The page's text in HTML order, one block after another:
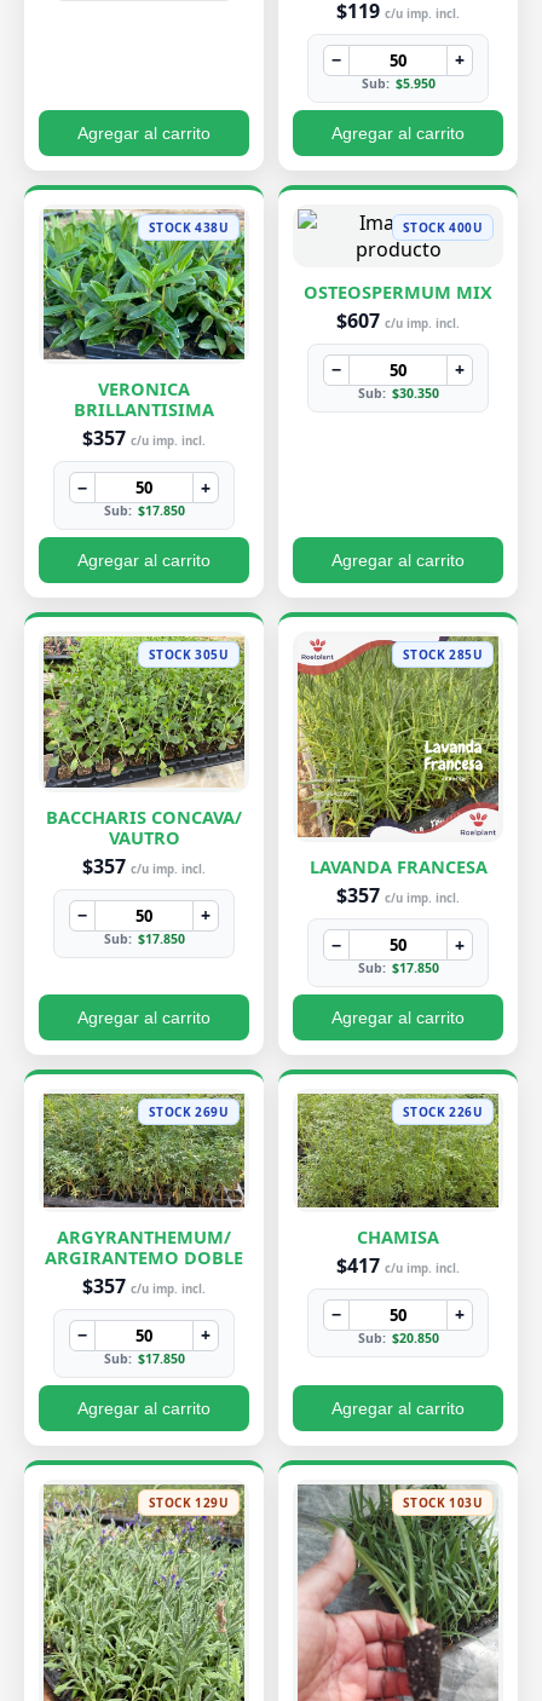
Agregar al carrito
$119 c/u imp. incl.
− +
Sub: $5.950
Agregar al carrito
STOCK 438U
VERONICA
BRILLANTISIMA
$357 c/u imp. incl.
− +
Sub: $17.850
Agregar al carrito
STOCK 400U
OSTEOSPERMUM MIX
$607 c/u imp. incl.
− +
Sub: $30.350
Agregar al carrito
STOCK 305U
BACCHARIS CONCAVA/
VAUTRO
$357 c/u imp. incl.
− +
Sub: $17.850
Agregar al carrito
STOCK 285U
LAVANDA FRANCESA
$357 c/u imp. incl.
− +
Sub: $17.850
Agregar al carrito
STOCK 269U
ARGYRANTHEMUM/
ARGIRANTEMO DOBLE
$357 c/u imp. incl.
− +
Sub: $17.850
Agregar al carrito
STOCK 226U
CHAMISA
$417 c/u imp. incl.
− +
Sub: $20.850
Agregar al carrito
STOCK 129U STOCK 103U